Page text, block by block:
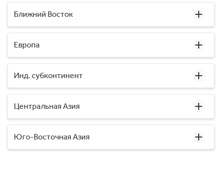
Ближний Восток
Европа
Инд. субконтинент
Центральная Азия
Юго-Восточная Азия